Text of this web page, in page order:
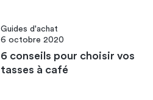
Guides d'achat
6 octobre 2020
6 conseils pour choisir vos
tasses à café